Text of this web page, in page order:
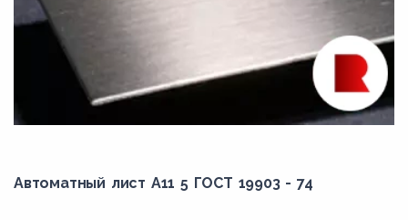
Автоматный лист А11 5 ГОСТ 19903 - 74